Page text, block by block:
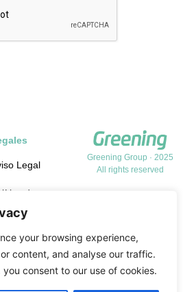
your browsing experience,
content, and analyse our traffic.
consent to our use of cookies.
Legal
de
de cookies
ambiente y
Greening Group · 2025
All rights reserved